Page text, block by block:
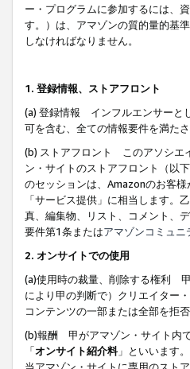
ー・プログラムに参加するには、
す。）は、アマゾンの質的量的基
しなければなりません。
1. 登録情報、ストアフロント
(a) 登録情報 インフルエンサーと
可を含む、全ての情報要件を満た
(b) ストアフロント このアソシエ
ン・サイトのストアフロント（以
のセッションは、Amazonのお客
「サービス提供」に相当します。
真、編集物、リスト、コメント、
要件第1条またはアマゾンコミュニ
2. オンサイトでの使用
(a)使用時の裁量、削除する権利
により甲の判断で）クリエイター
コンテンツの一部または全部を拒
(b)報酬 甲がアマゾン・サイト内
「オンサイト紹介料」といいます